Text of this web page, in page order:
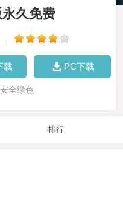
久免费
载 PC下载
全绿色
排行